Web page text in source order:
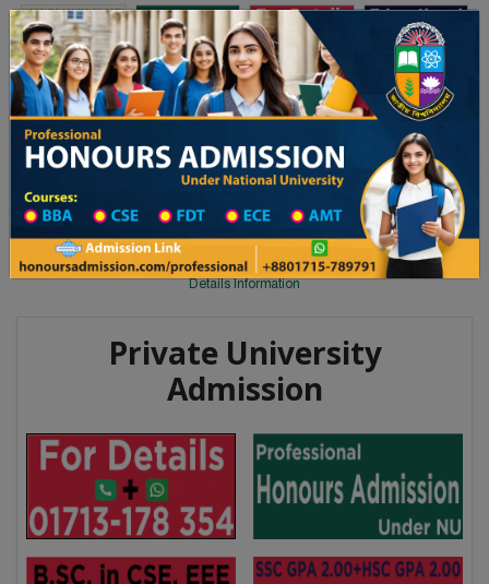
Toggle navigation অনার্স ভর্তি প্রফেশনাল অনার্স
Updates
২৬ শিক্ষাবর্ষের ১ম বর্ষের ভর্তি আবেদন বিজ্ঞপ্তি ঢাকা বিশ্ববিদ্যালয় ২০২৫-২৬
Degree College All Division
Degree College District Wise
Degree College in Cumilla
Details Information
Private University
Admission